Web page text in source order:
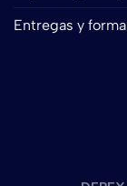
Entregas y